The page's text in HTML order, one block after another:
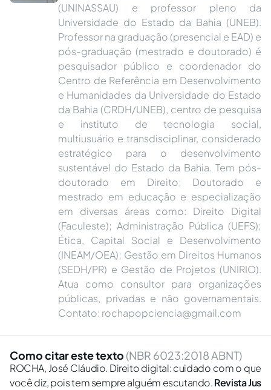
(UNINASSAU) e professor pleno da
Universidade do Estado da Bahia (UNEB).
Professor na graduação (presencial e EAD) e
pós-graduação (mestrado e doutorado) é
pesquisador público e coordenador do
Centro de Referência em Desenvolvimento
e Humanidades da Universidade do Estado
da Bahia (CRDH/UNEB), centro de pesquisa
e instituto de tecnologia social,
multiusuário e transdisciplinar, considerado
estratégico para o desenvolvimento
sustentável do Estado da Bahia. Tem pós-
doutorado em Direito; Doutorado e
mestrado em educação e especialização
em diversas áreas como: Direito Digital
(Faculeste); Administração Pública (UEFS);
Ética, Capital Social e Desenvolvimento
(INEAM/OEA); Gestão em Direitos Humanos
(SEDH/PR) e Gestão de Projetos (UNIRIO).
Atua como consultor para organizações
públicas, privadas e não governamentais.
Contato: rochapopciencia@gmail.com
Como citar este texto (NBR 6023:2018 ABNT)
ROCHA, José Cláudio. Direito digital: cuidado com o que
você diz, pois tem sempre alguém escutando.Revista Jus